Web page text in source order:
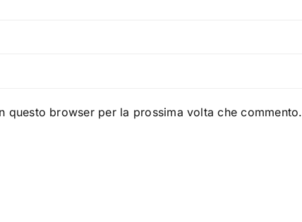
questo browser per la prossima volta che commento.